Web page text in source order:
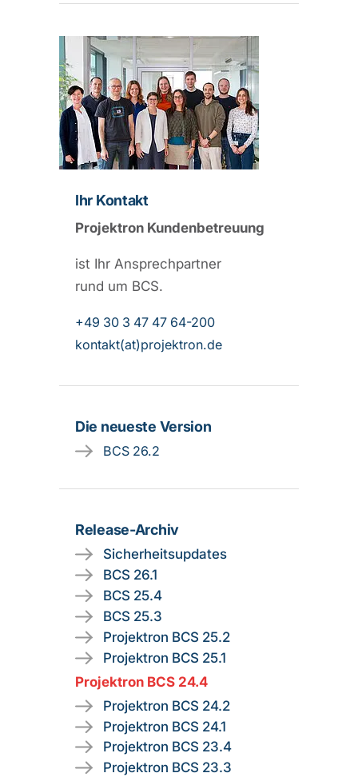
Ihr Kontakt
Projektron Kundenbetreuung
ist Ihr Ansprechpartner
rund um BCS.
+49 30 3 47 47 64-200
kontakt(at)projektron.de
Die neueste Version
BCS 26.2
Release-Archiv
Sicherheitsupdates
BCS 26.1
BCS 25.4
BCS 25.3
Projektron BCS 25.2
Projektron BCS 25.1
Projektron BCS 24.4
Projektron BCS 24.2
Projektron BCS 24.1
Projektron BCS 23.4
Projektron BCS 23.3